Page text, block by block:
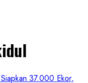
37.000 Ekor,